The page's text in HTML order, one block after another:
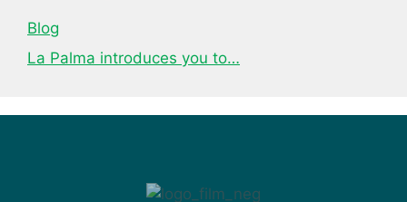
Blog
La Palma introduces you to…